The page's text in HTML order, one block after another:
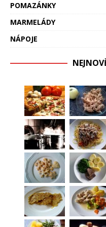
POMAZÁNKY
MARMELÁDY
NÁPOJE